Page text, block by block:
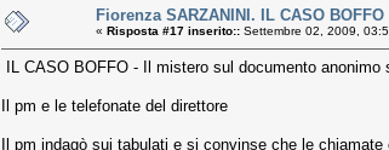
Fiorenza SARZANINI. IL CASO BOFFO
« Risposta #17 inserito:: Settembre 02, 2009,
IL CASO BOFFO - Il mistero sul documento anonimo
Il pm e le telefonate del direttore
Il pm indagò sui tabulati e si convinse che le